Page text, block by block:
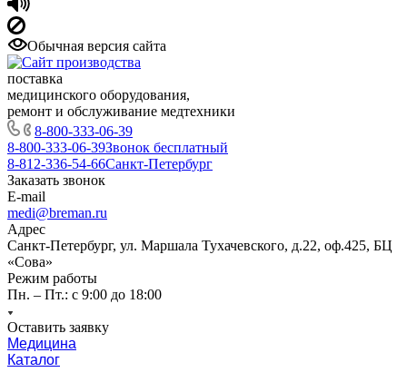
Обычная версия сайта
поставка
медицинского оборудования,
ремонт и обслуживание медтехники
8-800-333-06-39
8-800-333-06-39Звонок бесплатный
8-812-336-54-66Санкт-Петербург
Заказать звонок
E-mail
medi@breman.ru
Адрес
Санкт-Петербург, ул. Маршала Тухачевского, д.22, оф.425, БЦ
«Сова»
Режим работы
Пн. – Пт.: с 9:00 до 18:00
Оставить заявку
Медицина
Каталог